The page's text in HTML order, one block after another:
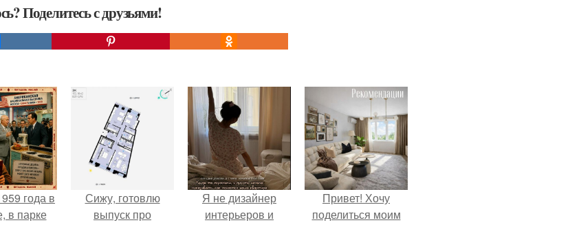
Поделитесь с друзьями!
года в
в парке
Сижу, готовлю
выпуск про
Я не дизайнер
интерьеров и
Привет! Хочу
поделиться моим